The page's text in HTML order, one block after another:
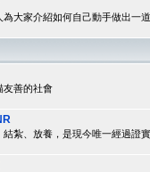
為大家介紹如何自己動手做出一
友善的社會
結紮、放養，是現今唯一經過證